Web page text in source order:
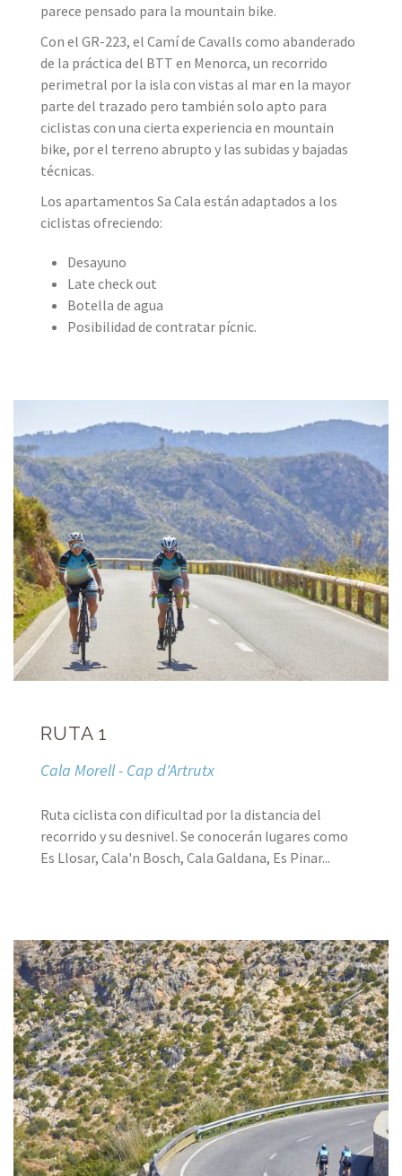
parece pensado para la mountain bike.
Con el GR-223, el Camí de Cavalls como abanderado
de la práctica del BTT en Menorca, un recorrido
perimetral por la isla con vistas al mar en la mayor
parte del trazado pero también solo apto para
ciclistas con una cierta experiencia en mountain
bike, por el terreno abrupto y las subidas y bajadas
técnicas.
Los apartamentos Sa Cala están adaptados a los
ciclistas ofreciendo:
Desayuno
Late check out
Botella de agua
Posibilidad de contratar pícnic.
RUTA 1
Cala Morell - Cap d'Artrutx
Ruta ciclista con dificultad por la distancia del
recorrido y su desnivel. Se conocerán lugares como
Es Llosar, Cala'n Bosch, Cala Galdana, Es Pinar...